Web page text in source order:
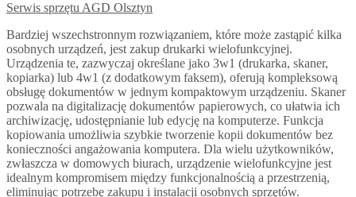
Serwis sprzętu AGD Olsztyn
Bardziej wszechstronnym rozwiązaniem, które może zastąpić kilka
osobnych urządzeń, jest zakup drukarki wielofunkcyjnej.
Urządzenia te, zazwyczaj określane jako 3w1 (drukarka, skaner,
kopiarka) lub 4w1 (z dodatkowym faksem), oferują kompleksową
obsługę dokumentów w jednym kompaktowym urządzeniu. Skaner
pozwala na digitalizację dokumentów papierowych, co ułatwia ich
archiwizację, udostępnianie lub edycję na komputerze. Funkcja
kopiowania umożliwia szybkie tworzenie kopii dokumentów bez
konieczności angażowania komputera. Dla wielu użytkowników,
zwłaszcza w domowych biurach, urządzenie wielofunkcyjne jest
idealnym kompromisem między funkcjonalnością a przestrzenią,
eliminując potrzebę zakupu i instalacji osobnych sprzętów.